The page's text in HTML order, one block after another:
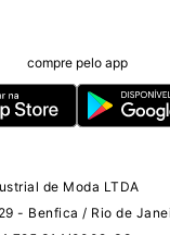
compre pelo app
de Moda LTDA
- Benfica / Rio de